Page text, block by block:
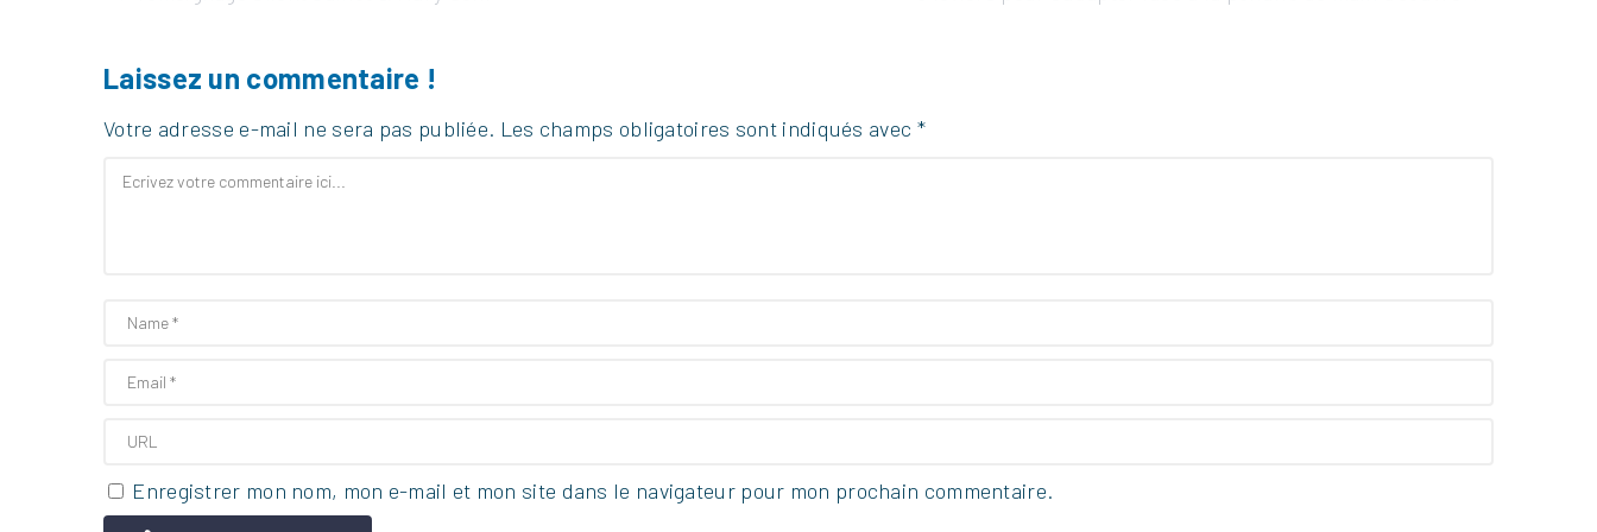
Laissez un commentaire !
Votre adresse e-mail ne sera pas publiée. Les champs obligatoires sont indiqués avec *
Enregistrer mon nom, mon e-mail et mon site dans le navigateur pour mon prochain commentaire.